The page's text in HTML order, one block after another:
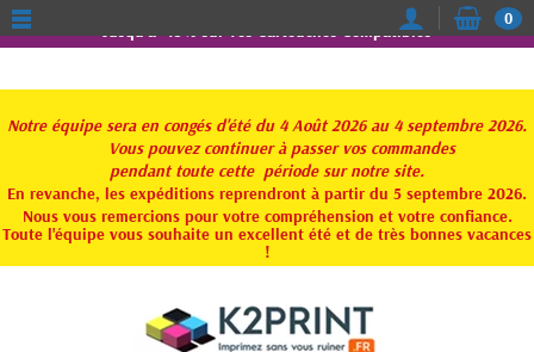
Jusqu'à -15% sur vos Cartouches Compatibles
Notre équipe sera en congés d'été du 4 Août 2026 au 4 septembre 2026.
Vous pouvez continuer à passer vos commandes
pendant toute cette période sur notre site.
En revanche, les expéditions reprendront à partir du 5 septembre 2026.
Nous vous remercions pour votre compréhension et votre confiance.
Toute l'équipe vous souhaite un excellent été et de très bonnes vacances
!
0